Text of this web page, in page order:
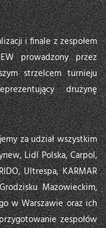
i finale z zespołem
prowadzony przez
strzelcem turnieju
drużynę
za udział wszystkim
Lidl Polska, Carpol,
Ultrespa, KARMAR
Mazowieckim,
w Warszawie oraz ich
zespołów